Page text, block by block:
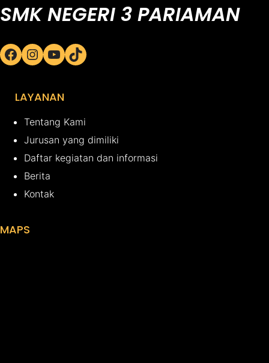
SMK NEGERI 3 PARIAMAN
Facebook Instagram YouTube TikTok
LAYANAN
Tentang Kami
Jurusan yang dimiliki
Daftar kegiatan dan informasi
Berita
Kontak
MAPS